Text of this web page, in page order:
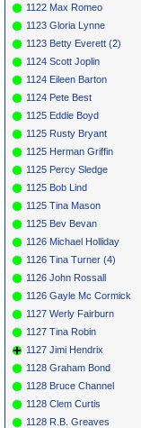
1122 Max Romeo
1123 Gloria Lynne
1123 Betty Everett (2)
1124 Scott Joplin
1124 Eileen Barton
1124 Pete Best
1125 Eddie Boyd
1125 Rusty Bryant
1125 Herman Griffin
1125 Percy Sledge
1125 Bob Lind
1125 Tina Mason
1125 Bev Bevan
1126 Michael Holliday
1126 Tina Turner (4)
1126 John Rossall
1126 Gayle Mc Cormick
1127 Werly Fairburn
1127 Tina Robin
1127 Jimi Hendrix
1128 Graham Bond
1128 Bruce Channel
1128 Clem Curtis
1128 R.B. Greaves